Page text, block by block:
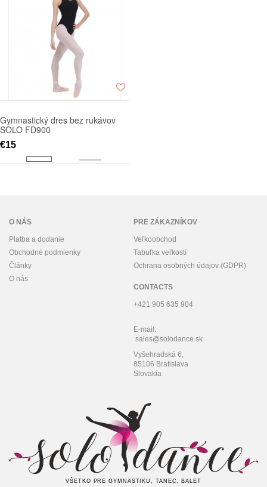
Gymnastický dres bez rukávov
SOLO FD900
€15
O NÁS
Platba a dodanie
Obchodné podmienky
Články
O nás
PRE ZÁKAZNÍKOV
Veľkoobchod
Tabuľka veľkostí
Ochrana osobných údajov (GDPR)
CONTACTS
+421 905 635 904
E-mail:
sales@solodance.sk
Vyšehradská 6,
85106 Bratislava
Slovakia
VŠETKO PRE GYMNASTIKU, TANEC, BALET